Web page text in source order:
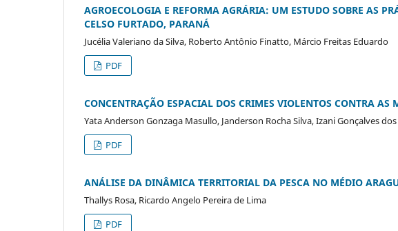
AGROECOLOGIA E REFORMA AGRÁRIA: UM ESTUDO SOBRE AS
CELSO FURTADO, PARANÁ
Jucélia Valeriano da Silva, Roberto Antônio Finatto, Márcio Freitas Eduardo
PDF
CONCENTRAÇÃO ESPACIAL DOS CRIMES VIOLENTOS CONTRA
Yata Anderson Gonzaga Masullo, Janderson Rocha Silva, Izani Gonçalves
PDF
ANÁLISE DA DINÂMICA TERRITORIAL DA PESCA NO MÉDIO
Thallys Rosa, Ricardo Angelo Pereira de Lima
PDF